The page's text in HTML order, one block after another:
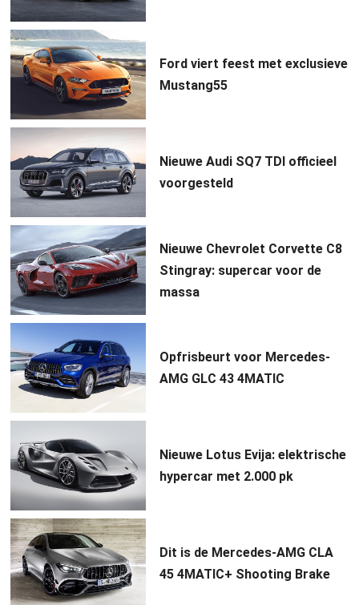
Ford viert feest met exclusieve
Mustang55
Nieuwe Audi SQ7 TDI officieel
voorgesteld
Nieuwe Chevrolet Corvette C8
Stingray: supercar voor de
massa
Opfrisbeurt voor Mercedes-
AMG GLC 43 4MATIC
Nieuwe Lotus Evija: elektrische
hypercar met 2.000 pk
Dit is de Mercedes-AMG CLA
45 4MATIC+ Shooting Brake